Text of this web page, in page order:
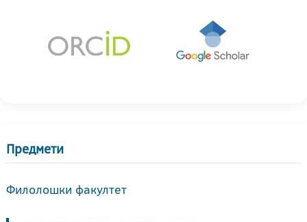
Предмети
Филолошки факултет